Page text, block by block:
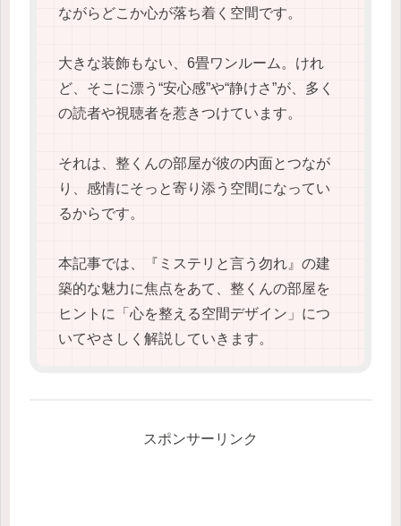
ながらどこか心が落ち着く空間です。
大きな装飾もない、6畳ワンルーム。けれ
ど、そこに漂う“安心感”や“静けさ”が、多く
の読者や視聴者を惹きつけています。
それは、整くんの部屋が彼の内面とつなが
り、感情にそっと寄り添う空間になってい
るからです。
本記事では、『ミステリと言う勿れ』の建
築的な魅力に焦点をあて、整くんの部屋を
ヒントに「心を整える空間デザイン」につ
いてやさしく解説していきます。
スポンサーリンク